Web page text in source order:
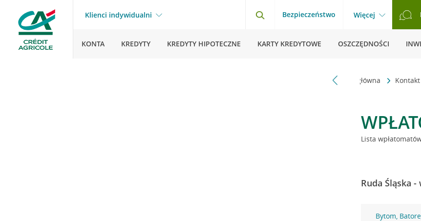
Klienci indywidualni Bezpieczeństwo Więcej
KONTA KREDYTY KREDYTY HIPOTECZNE KARTY KREDYTOWE OSZCZĘDNOŚCI
Strona główna
Lista
Ruda Śląska
Bytom,